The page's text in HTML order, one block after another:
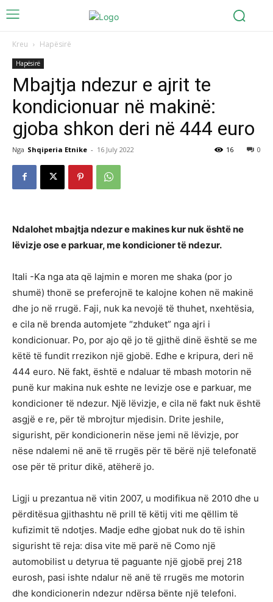
Kreu Hapësirë
Hapësirë
Mbajtja ndezur e ajrit te
kondicionuar në makinë:
gjoba shkon deri në 444 euro
Nga Shqiperia Etnike - 16 July 2022 0
16
Ndalohet mbajtja ndezur e makines kur nuk është ne
lëvizje ose e parkuar, me kondicioner të ndezur.
Itali -Ka nga ata që lajmin e moren me shaka (por jo
shumë) thonë se preferojnë te kalojne kohen në makinë
dhe jo në rrugë. Faji, nuk ka nevojë të thuhet, nxehtësia,
e cila në brenda automjete “zhduket” nga ajri i
kondicionuar. Po, por ajo që jo të gjithë dinë është se me
këtë të fundit rrezikon një gjobë. Edhe e kripura, deri në
444 euro. Në fakt, është e ndaluar të mbash motorin në
punë kur makina nuk eshte ne levizje ose e parkuar, me
kondicioner të ndezur. Një lëvizje, e cila në fakt nuk është
asgjë e re, për të mbrojtur mjedisin. Drite jeshile,
sigurisht, për kondicionerin nëse jemi në lëvizje, por
nëse ndalemi në anë të rrugës për të bërë një telefonatë
ose për të pritur dikë, atëherë jo.
Ligji u prezantua në vitin 2007, u modifikua në 2010 dhe u
përditësua gjithashtu në prill të këtij viti me qëllim të
kufizimit të ndotjes. Madje edhe gjobat nuk do të ishin
sigurisht të reja: disa vite më parë në Como një
automobilist u detyrua të paguante një gjobë prej 218
eurosh, pasi ishte ndalur në anë të rrugës me motorin
dhe kondicionerin ndezur ndërsa bënte një telefoni.